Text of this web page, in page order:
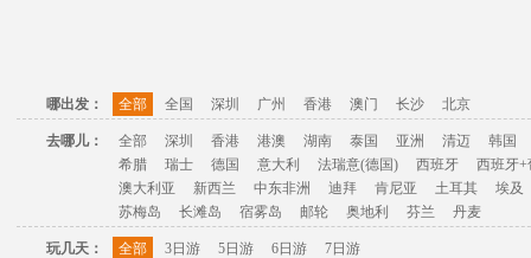
哪出发： 全部 全国 深圳 广州 香港 澳门 长沙 北京
去哪儿： 全部 深圳 香港 港澳 湖南 泰国 亚洲 清迈
韩国
希腊
瑞士 德国 意大利 法瑞意(德国) 西班牙
西班牙+
澳大利亚
新西兰 中东非洲 迪拜 肯尼亚 土耳其
埃及
苏梅岛
长滩岛 宿雾岛 邮轮 奥地利 芬兰 丹麦
玩几天： 全部 3日游 5日游 6日游 7日游